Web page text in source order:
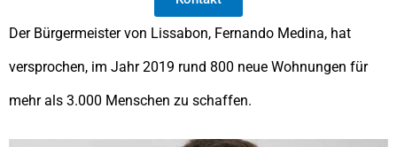
Der Bürgermeister von Lissabon, Fernando Medina, hat
versprochen, im Jahr 2019 rund 800 neue Wohnungen für
mehr als 3.000 Menschen zu schaffen.